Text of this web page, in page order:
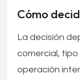
Cómo
La decisión
comercial,
operación